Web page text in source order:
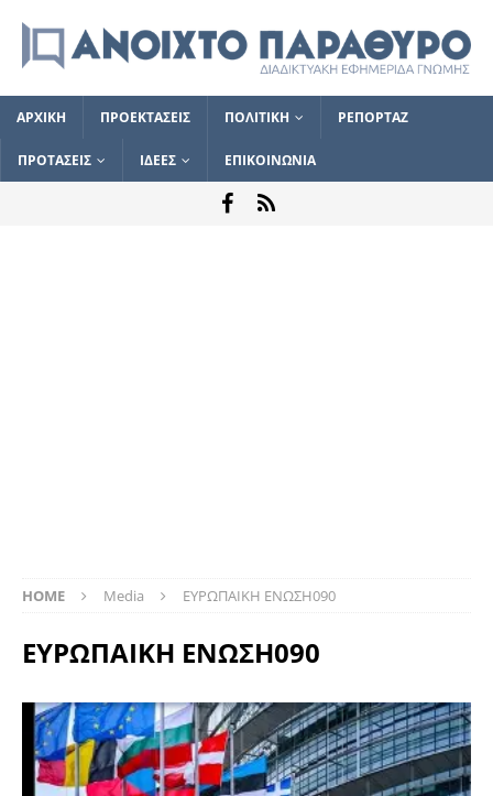
ΑΡΧΙΚΗ ΠΡΟΕΚΤΑΣΕΙΣ ΠΟΛΙΤΙΚΗ ΡΕΠΟΡΤΑΖ
ΠΡΟΤΑΣΕΙΣ ΙΔΕΕΣ ΕΠΙΚΟΙΝΩΝΙΑ
HOME Media ΕΥΡΩΠΑΙΚΗ ΕΝΩΣΗ090
ΕΥΡΩΠΑΙΚΗ ΕΝΩΣΗ090